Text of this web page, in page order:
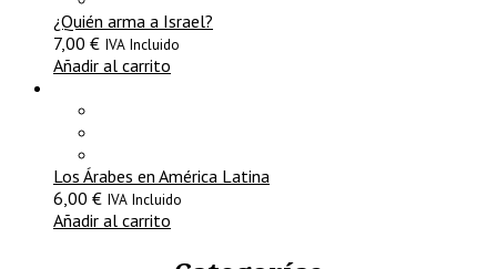
¿Quién arma a Israel?
7,00 € IVA Incluido
Añadir al carrito
Los Árabes en América Latina
6,00 € IVA Incluido
Añadir al carrito